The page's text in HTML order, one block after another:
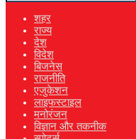
शहर
राज्य
देश
विदेश
बिजनेस
राजनीति
एजुकेशन
लाइफस्टाइल
मनोरंजन
विज्ञान और तकनीक